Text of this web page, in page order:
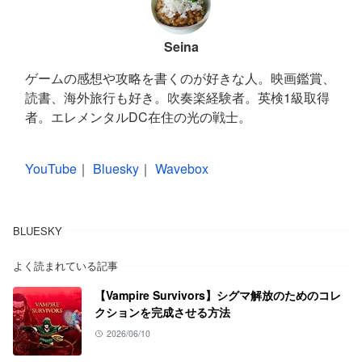
Seina
ゲームの感想や攻略を書くのが好きな人。映画鑑賞、
読書、海外旅行も好き。吹奏楽経験者。英検1級取得
者。エレメンタルDC在住の光の戦士。
YouTube ｜ Bluesky ｜ Wavebox
BLUESKY
よく読まれている記事
【Vampire Survivors】シグマ解放のためのコレ
クションを完成させる方法
2026/06/10